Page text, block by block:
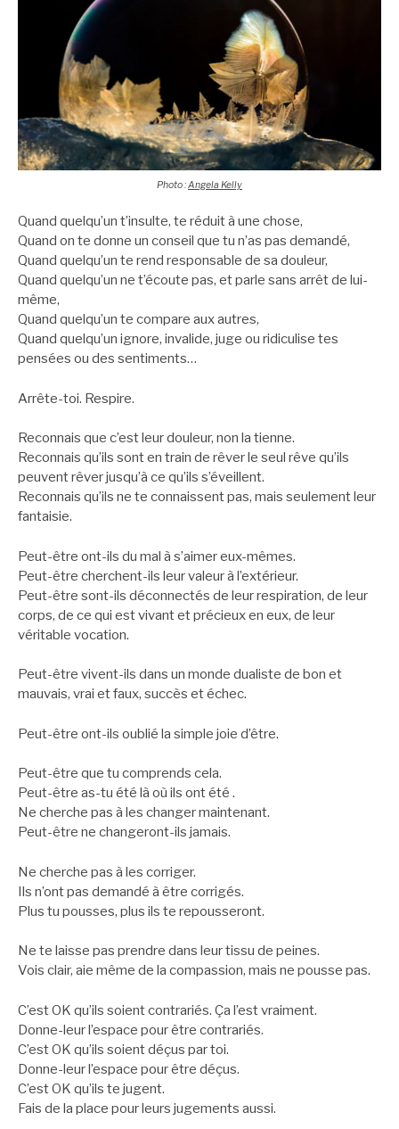
Photo :Angela Kelly
Quand quelqu’un t’insulte, te réduit à une chose,
Quand on te donne un conseil que tu n’as pas demandé,
Quand quelqu’un te rend responsable de sa douleur,
Quand quelqu’un ne t’écoute pas, et parle sans arrêt de lui-
même,
Quand quelqu’un te compare aux autres,
Quand quelqu’un ignore, invalide, juge ou ridiculise tes
pensées ou des sentiments…
Arrête-toi. Respire.
Reconnais que c’est leur douleur, non la tienne.
Reconnais qu’ils sont en train de rêver le seul rêve qu’ils
peuvent rêver jusqu’à ce qu’ils s’éveillent.
Reconnais qu’ils ne te connaissent pas, mais seulement leur
fantaisie.
Peut-être ont-ils du mal à s’aimer eux-mêmes.
Peut-être cherchent-ils leur valeur à l’extérieur.
Peut-être sont-ils déconnectés de leur respiration, de leur
corps, de ce qui est vivant et précieux en eux, de leur
véritable vocation.
Peut-être vivent-ils dans un monde dualiste de bon et
mauvais, vrai et faux, succès et échec.
Peut-être ont-ils oublié la simple joie d’être.
Peut-être que tu comprends cela.
Peut-être as-tu été là où ils ont été .
Ne cherche pas à les changer maintenant.
Peut-être ne changeront-ils jamais.
Ne cherche pas à les corriger.
Ils n’ont pas demandé à être corrigés.
Plus tu pousses, plus ils te repousseront.
Ne te laisse pas prendre dans leur tissu de peines.
Vois clair, aie même de la compassion, mais ne pousse pas.
C’est OK qu’ils soient contrariés. Ça l’est vraiment.
Donne-leur l’espace pour être contrariés.
C’est OK qu’ils soient déçus par toi.
Donne-leur l’espace pour être déçus.
C’est OK qu’ils te jugent.
Fais de la place pour leurs jugements aussi.